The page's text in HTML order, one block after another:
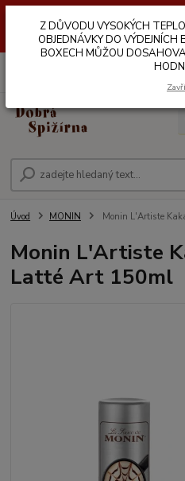
VÝDEJNÍCH BOXŮ. TEPLOTA V
OPRAVDU
Úvod MONIN Monin L'Artiste
Monin L'Artiste
Latté Art 150ml
Z DŮVODU VYSOKÝCH
OBJEDNÁVKY DO
BOXECH MŮŽOU